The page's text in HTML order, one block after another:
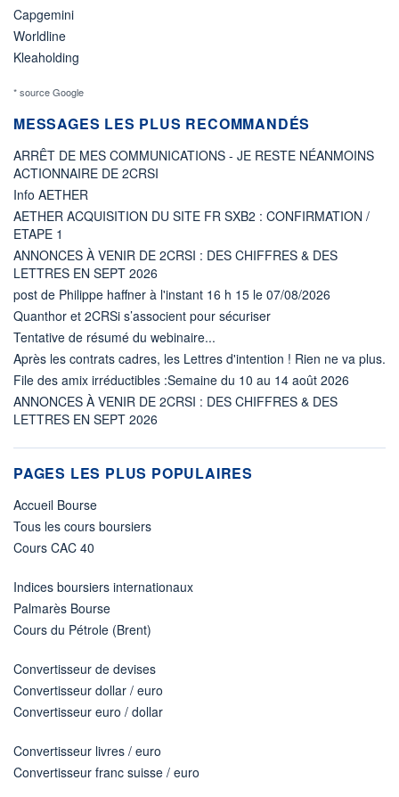
Capgemini
Worldline
Kleaholding
* source Google
MESSAGES LES PLUS RECOMMANDÉS
ARRÊT DE MES COMMUNICATIONS - JE RESTE NÉANMOINS
ACTIONNAIRE DE 2CRSI
Info AETHER
AETHER ACQUISITION DU SITE FR SXB2 : CONFIRMATION /
ETAPE 1
ANNONCES À VENIR DE 2CRSI : DES CHIFFRES & DES
LETTRES EN SEPT 2026
post de Philippe haffner à l'instant 16 h 15 le 07/08/2026
Quanthor et 2CRSi s’associent pour sécuriser
Tentative de résumé du webinaire...
Après les contrats cadres, les Lettres d'intention ! Rien ne va plus.
File des amix irréductibles :Semaine du 10 au 14 août 2026
ANNONCES À VENIR DE 2CRSI : DES CHIFFRES & DES
LETTRES EN SEPT 2026
PAGES LES PLUS POPULAIRES
Accueil Bourse
Tous les cours boursiers
Cours CAC 40
Indices boursiers internationaux
Palmarès Bourse
Cours du Pétrole (Brent)
Convertisseur de devises
Convertisseur dollar / euro
Convertisseur euro / dollar
Convertisseur livres / euro
Convertisseur franc suisse / euro